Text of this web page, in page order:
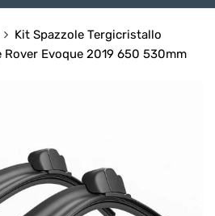
Kit Spazzole Tergicristallo
Evoque 2019 650 530mm